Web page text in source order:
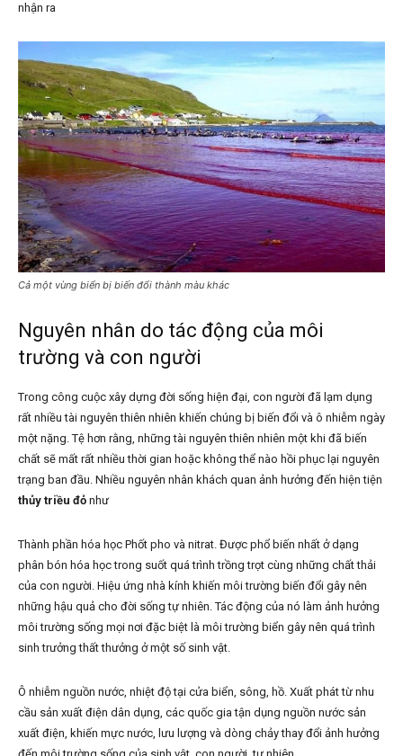
nhận ra
Cả một vùng biển bị biến đổi thành màu khác
Nguyên nhân do tác động của môi
trường và con người
Trong công cuộc xây dựng đời sống hiện đại, con người đã lạm dụng
rất nhiều tài nguyên thiên nhiên khiến chúng bị biến đổi và ô nhiễm ngày
một nặng. Tệ hơn rằng, những tài nguyên thiên nhiên một khi đã biến
chất sẽ mất rất nhiều thời gian hoặc không thể nào hồi phục lại nguyên
trạng ban đầu. Nhiều nguyên nhân khách quan ảnh hưởng đến hiện tiện
thủy triều đỏ như
Thành phần hóa học Phốt pho và nitrat. Được phổ biến nhất ở dạng
phân bón hóa học trong suốt quá trình trồng trọt cùng những chất thải
của con người. Hiệu ứng nhà kính khiến môi trường biến đổi gây nên
những hậu quả cho đời sống tự nhiên. Tác động của nó làm ảnh hưởng
môi trường sống mọi nơi đặc biệt là môi trường biển gây nên quá trình
sinh trưởng thất thưởng ở một số sinh vật.
Ô nhiễm nguồn nước, nhiệt độ tại cửa biển, sông, hồ. Xuất phát từ nhu
cầu sản xuất điện dân dụng, các quốc gia tận dụng nguồn nước sản
xuất điện, khiến mực nước, lưu lượng và dòng chảy thay đổi ảnh hưởng